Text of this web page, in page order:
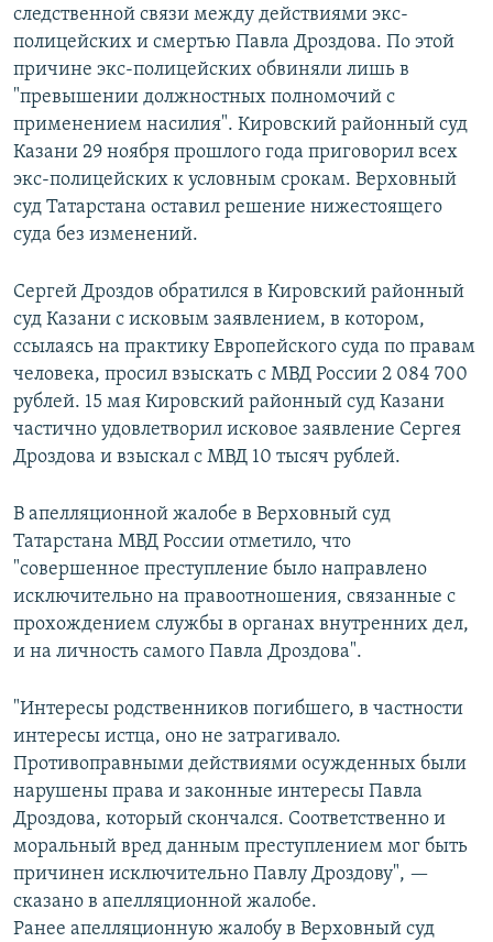
следственной связи между действиями экс-
полицейских и смертью Павла Дроздова. По этой
причине экс-полицейских обвиняли лишь в
"превышении должностных полномочий с
применением насилия". Кировский районный суд
Казани 29 ноября прошлого года приговорил всех
экс-полицейских к условным срокам. Верховный
суд Татарстана оставил решение нижестоящего
суда без изменений.
Сергей Дроздов обратился в Кировский районный
суд Казани с исковым заявлением, в котором,
ссылаясь на практику Европейского суда по правам
человека, просил взыскать с МВД России 2 084 700
рублей. 15 мая Кировский районный суд Казани
частично удовлетворил исковое заявление Сергея
Дроздова и взыскал с МВД 10 тысяч рублей.
В апелляционной жалобе в Верховный суд
Татарстана МВД России отметило, что
"совершенное преступление было направлено
исключительно на правоотношения, связанные с
прохождением службы в органах внутренних дел,
и на личность самого Павла Дроздова".
"Интересы родственников погибшего, в частности
интересы истца, оно не затрагивало.
Противоправными действиями осужденных были
нарушены права и законные интересы Павла
Дроздова, который скончался. Соответственно и
моральный вред данным преступлением мог быть
причинен исключительно Павлу Дроздову", —
сказано в апелляционной жалобе.
Ранее апелляционную жалобу в Верховный суд